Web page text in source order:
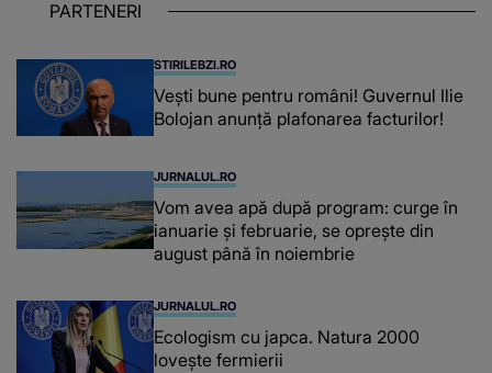
PARTENERI
STIRILEBZI.RO
Vești bune pentru români! Guvernul Ilie
Bolojan anunță plafonarea facturilor!
JURNALUL.RO
Vom avea apă după program: curge în
ianuarie și februarie, se oprește din
august până în noiembrie
JURNALUL.RO
Ecologism cu japca. Natura 2000
lovește fermierii